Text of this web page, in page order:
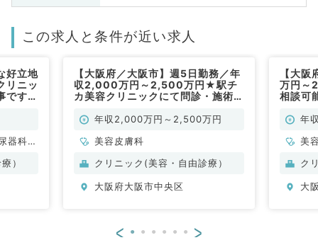
この求人と条件が近い求人
好立地
ニッ
です
器科、
）
【大阪府／大阪市】週5日勤務／年
収2,000万円～2,500万円★駅チ
カ美容クリニックにて問診・施術の
年収2,000万円～2,500万円
美容皮膚科
クリニック(美容・自由診療）
大阪府大阪市中央区
【大
万円～
相談可
ボト年
美
ク
大
< >